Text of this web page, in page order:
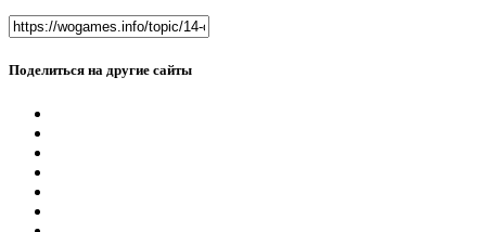
Поделиться на другие сайты